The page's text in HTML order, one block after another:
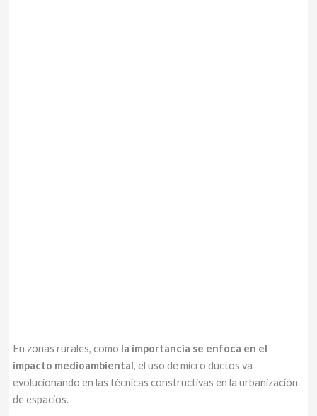
En zonas rurales, como la importancia se enfoca en el
impacto medioambiental, el uso de micro ductos va
evolucionando en las técnicas constructivas en la urbanización
de espacios.